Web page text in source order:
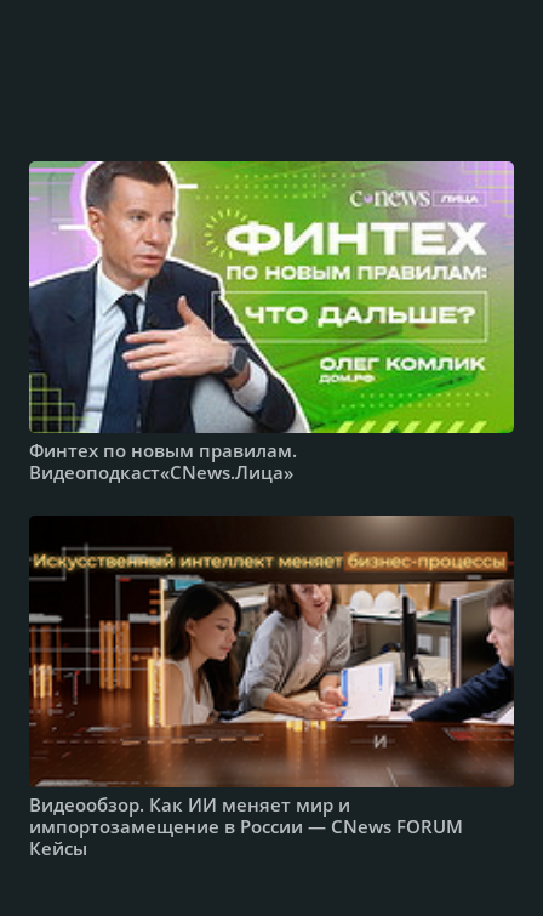
Финтех по новым правилам.
Видеоподкаст«CNews.Лица»
Видеообзор. Как ИИ меняет мир и
импортозамещение в России — CNews FORUM
Кейсы